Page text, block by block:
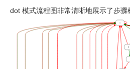
dot 模式流程图非常清晰地展示了步骤